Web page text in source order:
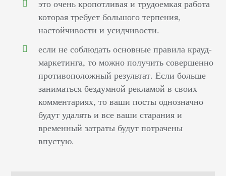
это очень кропотливая и трудоемкая работа
которая требует большого терпения,
настойчивости и усидчивости.
если не соблюдать основные правила крауд-
маркетинга, то можно получить совершенно
противоположный результат. Если больше
заниматься бездумной рекламой в своих
комментариях, то ваши посты однозначно
будут удалять и все ваши старания и
временный затраты будут потрачены
впустую.